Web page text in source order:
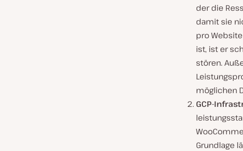
der die
damit sie
pro
ist, ist er
stören.
möglichen
GCP-
Grundlage